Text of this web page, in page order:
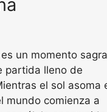
un momento
partida lleno de
el sol asoma
mundo comienza a